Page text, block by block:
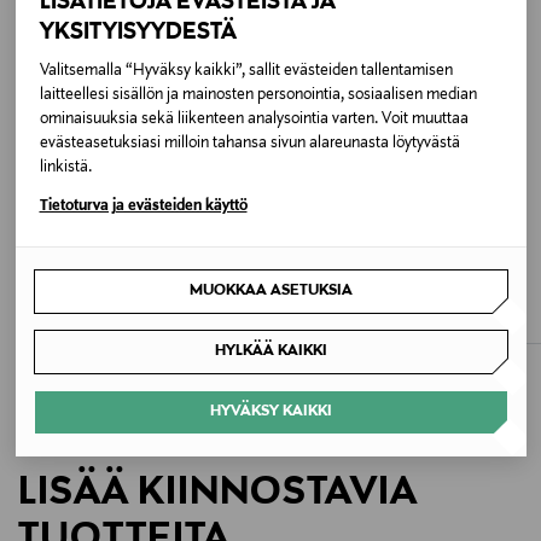
YKSITYISYYDESTÄ
Valitsemalla “Hyväksy kaikki”, sallit evästeiden tallentamisen
laitteellesi sisällön ja mainosten personointia, sosiaalisen median
ominaisuuksia sekä liikenteen analysointia varten. Voit muuttaa
evästeasetuksiasi milloin tahansa sivun alareunasta löytyvästä
linkistä.
Tietoturva ja evästeiden käyttö
MUOKKAA ASETUKSIA
HYLKÄÄ KAIKKI
HYVÄKSY KAIKKI
53 % merinovilla, 40 % kettukusun karva, 7 % silkki
Hoito-ohjeet
Unkari
LISÄÄ KIINNOSTAVIA